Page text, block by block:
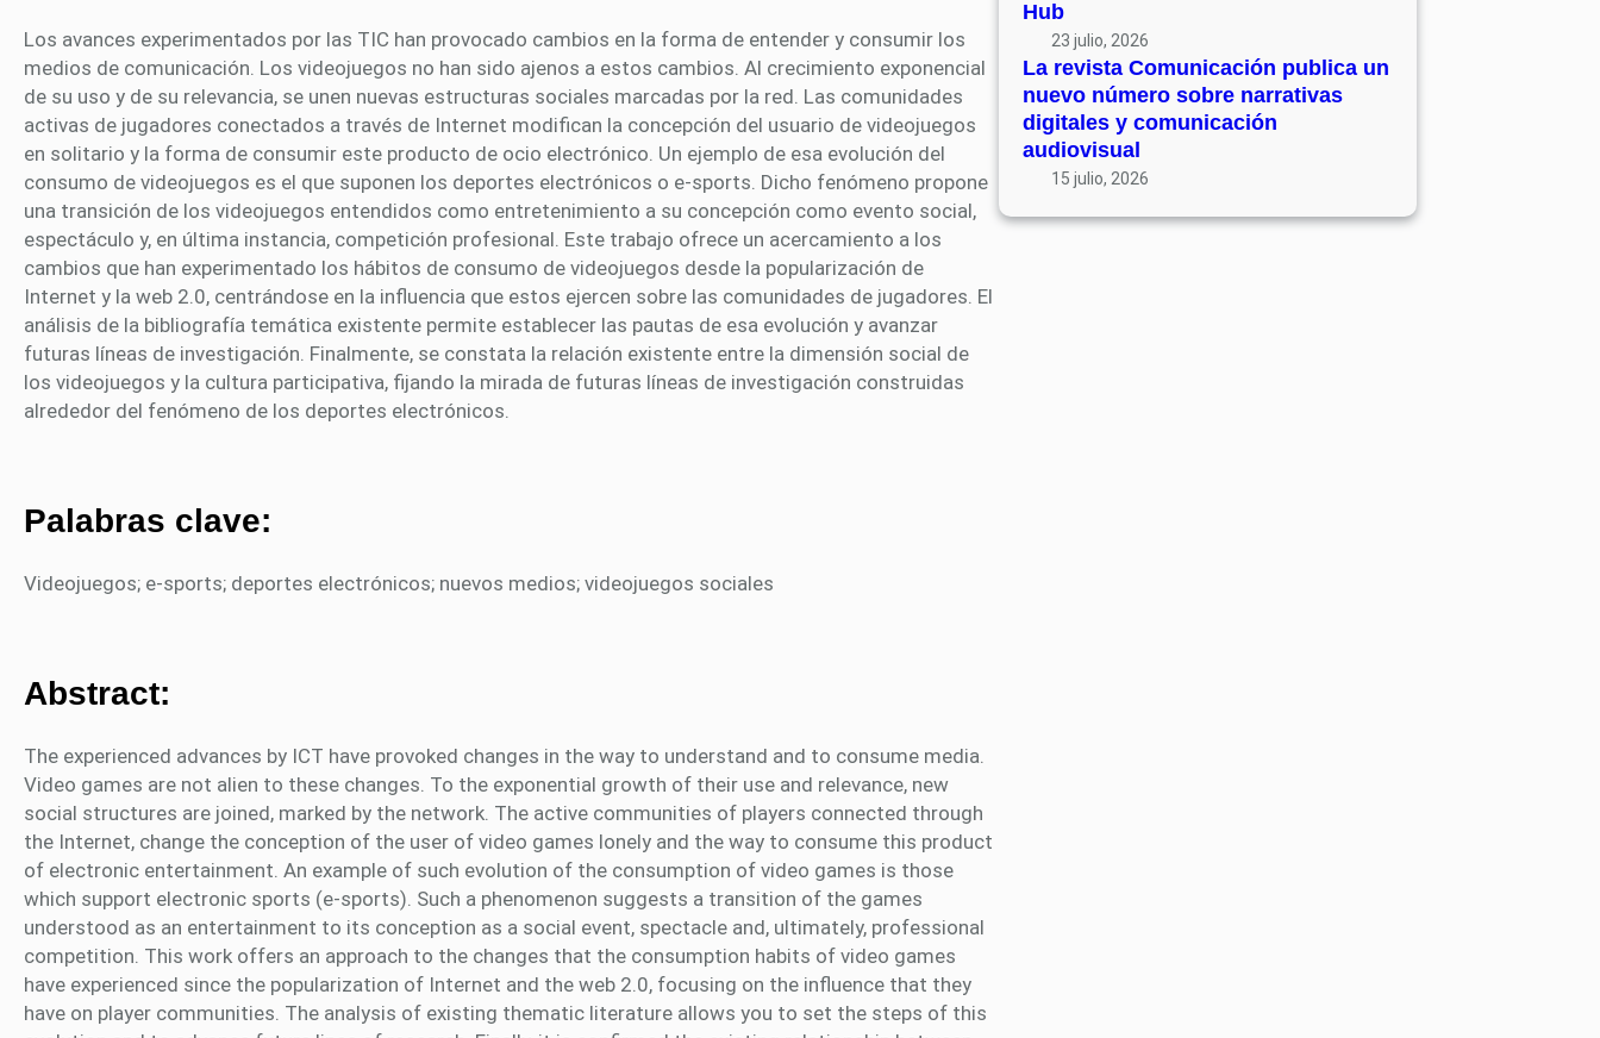
Los avances experimentados por las TIC han provocado cambios en la forma de entender y consumir los
medios de comunicación. Los videojuegos no han sido ajenos a estos cambios. Al crecimiento exponencial
de su uso y de su relevancia, se unen nuevas estructuras sociales marcadas por la red. Las comunidades
activas de jugadores conectados a través de Internet modifican la concepción del usuario de videojuegos
en solitario y la forma de consumir este producto de ocio electrónico. Un ejemplo de esa evolución del
consumo de videojuegos es el que suponen los deportes electrónicos o e-sports. Dicho fenómeno propone
una transición de los videojuegos entendidos como entretenimiento a su concepción como evento social,
espectáculo y, en última instancia, competición profesional. Este trabajo ofrece un acercamiento a los
cambios que han experimentado los hábitos de consumo de videojuegos desde la popularización de
Internet y la web 2.0, centrándose en la influencia que estos ejercen sobre las comunidades de jugadores. El
análisis de la bibliografía temática existente permite establecer las pautas de esa evolución y avanzar
futuras líneas de investigación. Finalmente, se constata la relación existente entre la dimensión social de
los videojuegos y la cultura participativa, fijando la mirada de futuras líneas de investigación construidas
alrededor del fenómeno de los deportes electrónicos.
Palabras clave:
Videojuegos; e-sports; deportes electrónicos; nuevos medios; videojuegos sociales
Abstract:
The experienced advances by ICT have provoked changes in the way to understand and to consume media.
Video games are not alien to these changes. To the exponential growth of their use and relevance, new
social structures are joined, marked by the network. The active communities of players connected through
the Internet, change the conception of the user of video games lonely and the way to consume this product
of electronic entertainment. An example of such evolution of the consumption of video games is those
which support electronic sports (e-sports). Such a phenomenon suggests a transition of the games
understood as an entertainment to its conception as a social event, spectacle and, ultimately, professional
competition. This work offers an approach to the changes that the consumption habits of video games
have experienced since the popularization of Internet and the web 2.0, focusing on the influence that they
have on player communities. The analysis of existing thematic literature allows you to set the steps of this
Hub
23 julio, 2026
La revista Comunicación publica un
nuevo número sobre narrativas
digitales y comunicación
audiovisual
15 julio, 2026